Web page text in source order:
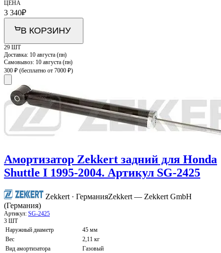
ЦЕНА
3 340₽
В КОРЗИНУ
29 ШТ
Доставка: 10 августа (пн)
Самовывоз: 10 августа (пн)
300 ₽ (бесплатно от 7000 ₽)
Амортизатор Zekkert задний для Honda
Shuttle I 1995-2004. Артикул SG-2425
Zekkert · ГерманияZekkert — Zekkert GmbH
(Германия)
Артикул: SG-2425
3 ШТ
Наружный диаметр
45 мм
Вес
2,11 кг
Вид амортизатора
Газовый